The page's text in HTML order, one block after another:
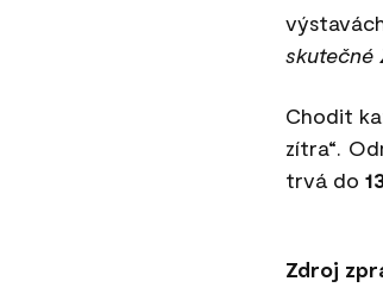
skutečné
Chodit
zítra“.
trvá do
Zdroj